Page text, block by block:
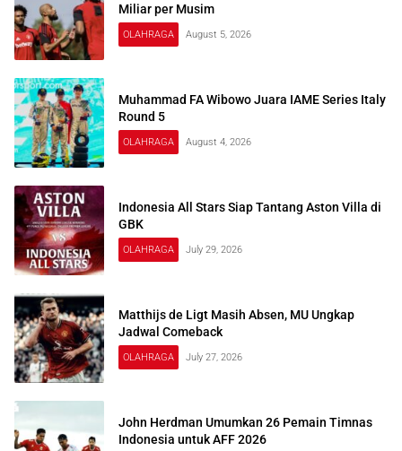
Miliar per Musim
OLAHRAGA August 5, 2026
Muhammad FA Wibowo Juara IAME Series Italy
Round 5
OLAHRAGA August 4, 2026
Indonesia All Stars Siap Tantang Aston Villa di
GBK
OLAHRAGA July 29, 2026
Matthijs de Ligt Masih Absen, MU Ungkap
Jadwal Comeback
OLAHRAGA July 27, 2026
John Herdman Umumkan 26 Pemain Timnas
Indonesia untuk AFF 2026